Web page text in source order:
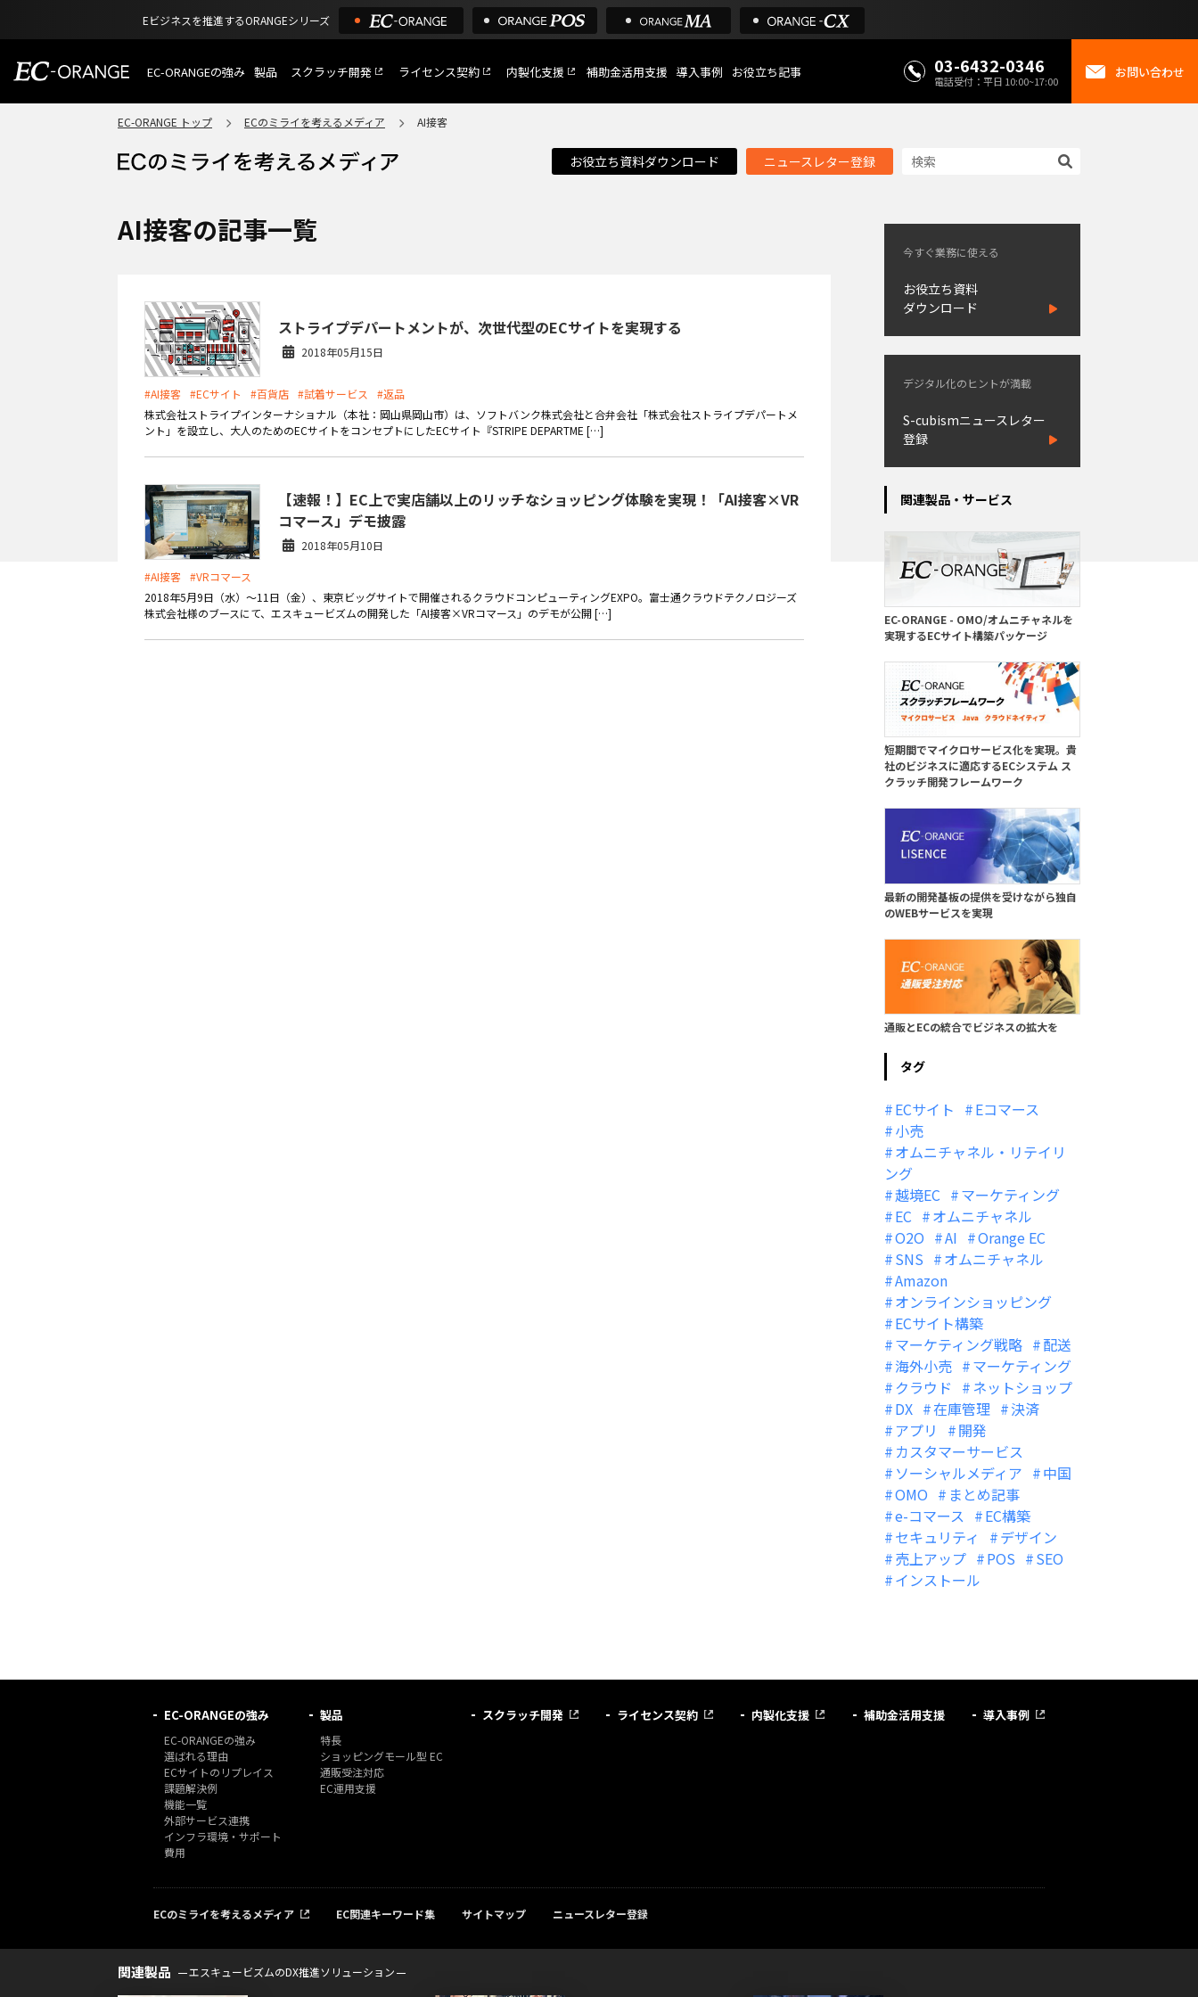
Eビジネスを推進するORANGEシリーズ
EC-ORANGEの強み
選ばれる理由
ECサイトのリプレイス
機能一覧
外部サービス連携
インフラ環境・サポート
製品
特長
ショッピングモール型 EC
通販受注対応
ECと通販の連動を可能に
スクラッチ開発 ライセンス契約 内製化支援 補助金活用支援 導入事例 お役立ち記事 03-6432-0346
電話受付：平日 10:00~17:00
お問い合わせ
EC-ORANGE トップ ECのミライを考えるメディア AI接客
お役立ち資料ダウンロード ニュースレター登録
AI接客の記事一覧
ストライプデパートメントが、次世代型のECサイトを実現する
2018年05月15日
#AI接客 #ECサイト #百貨店 #試着サービス
#返品
株式会社ストライプインターナショナル（本社：岡山県岡山市）は、ソフトバンク株式会社と合弁会社「株式会社ストライプデパートメ
ント」を設立し、大人のためのECサイトをコンセプトにしたECサイト『STRIPE DEPARTME […]
【速報！】EC上で実店舗以上のリッチなショッピング体験を実現！「AI接客×VR
コマース」デモ披露
2018年05月10日
#AI接客
#VRコマース
2018年5月9日（水）～11日（金）、東京ビッグサイトで開催されるクラウドコンピューティングEXPO。富士通クラウドテクノロジーズ
株式会社様のブースにて、エスキュービズムの開発した「AI接客×VRコマース」のデモが公開 […]
今すぐ業務に使える
お役立ち資料
ダウンロード
デジタル化のヒントが満載
S-cubismニュースレター
登録
関連製品・サービス
EC-ORANGE - OMO/オムニチャネルを
実現するECサイト構築パッケージ
短期間でマイクロサービス化を実現。貴
社のビジネスに適応するECシステム ス
クラッチ開発フレームワーク
最新の開発基板の提供を受けながら独自
のWEBサービスを実現
通販とECの統合でビジネスの拡大を
タグ
ECサイト
Eコマース
小売
オムニチャネル・リテイリ
ング
越境EC
マーケティング
EC
オムニチャネル
O2O
AI
Orange EC
SNS
オムニチャネル
Amazon
オンラインショッピング
ECサイト構築
マーケティング戦略
配送
海外小売
マーケティング
クラウド
ネットショップ
DX
在庫管理
決済
アプリ
開発
カスタマーサービス
ソーシャルメディア
中国
OMO
まとめ記事
e-コマース
EC構築
セキュリティ
デザイン
売上アップ
POS
SEO
インストール
EC-ORANGEの強み
EC-ORANGEの強み
選ばれる理由
ECサイトのリプレイス
課題解決例
機能一覧
外部サービス連携
インフラ環境・サポート
費用
製品
特長
ショッピングモール型 EC
通販受注対応
EC運用支援
スクラッチ開発 ライセンス契約 内製化支援 補助金活用支援 導入事例
ECのミライを考えるメディア EC関連キーワード集 サイトマップ ニュースレター登録
関連製品 エスキュービズムのDX推進ソリューション